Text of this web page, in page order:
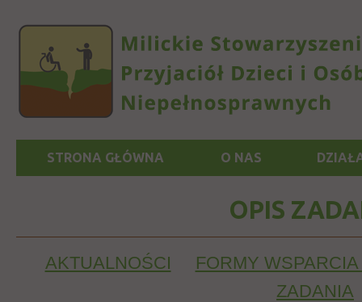
STRONA GŁÓWNA O NAS
OPIS
AKTUALNOŚCI
FORMY
ZADANIA